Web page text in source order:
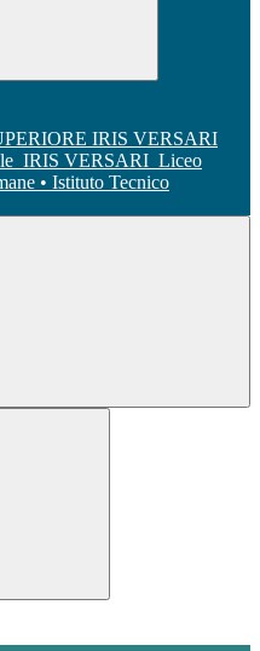
IRIS VERSARI Liceo
• Istituto Tecnico